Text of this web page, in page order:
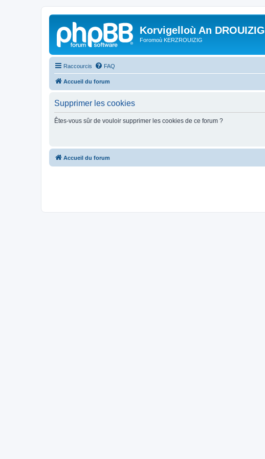
Korvigelloù An DROUIZIG
Foromoù KERZROUIZIG
Raccourcis FAQ
Accueil du forum
Supprimer les cookies
Êtes-vous sûr de vouloir supprimer les cookies de ce forum ?
Accueil du forum